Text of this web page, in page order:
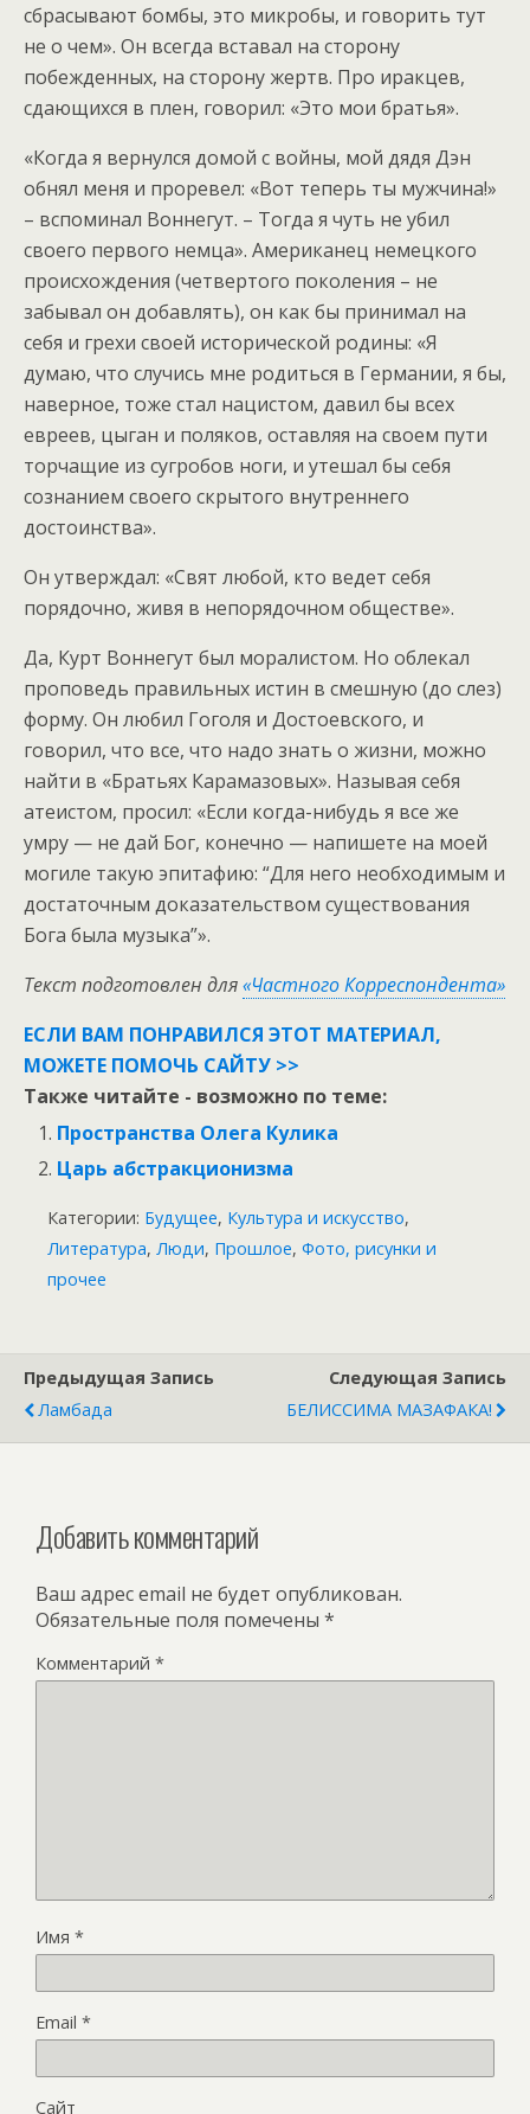
сбрасывают бомбы, это микробы, и говорить тут
не о чем». Он всегда вставал на сторону
побежденных, на сторону жертв. Про иракцев,
сдающихся в плен, говорил: «Это мои братья».
«Когда я вернулся домой с войны, мой дядя Дэн
обнял меня и проревел: «Вот теперь ты мужчина!»
– вспоминал Воннегут. – Тогда я чуть не убил
своего первого немца». Американец немецкого
происхождения (четвертого поколения – не
забывал он добавлять), он как бы принимал на
себя и грехи своей исторической родины: «Я
думаю, что случись мне родиться в Германии, я бы,
наверное, тоже стал нацистом, давил бы всех
евреев, цыган и поляков, оставляя на своем пути
торчащие из сугробов ноги, и утешал бы себя
сознанием своего скрытого внутреннего
достоинства».
Он утверждал: «Свят любой, кто ведет себя
порядочно, живя в непорядочном обществе».
Да, Курт Воннегут был моралистом. Но облекал
проповедь правильных истин в смешную (до слез)
форму. Он любил Гоголя и Достоевского, и
говорил, что все, что надо знать о жизни, можно
найти в «Братьях Карамазовых». Называя себя
атеистом, просил: «Если когда-нибудь я все же
умру — не дай Бог, конечно — напишете на моей
могиле такую эпитафию: “Для него необходимым и
достаточным доказательством существования
Бога была музыка”».
Текст подготовлен для«Частного Корреспондента»
ЕСЛИ ВАМ ПОНРАВИЛСЯ ЭТОТ МАТЕРИАЛ,
МОЖЕТЕ ПОМОЧЬ САЙТУ >>
Также читайте - возможно по теме:
Пространства Олега Кулика
Царь абстракционизма
Категории: Будущее, Культура и искусство,
Литература, Люди, Прошлое, Фото, рисунки и
прочее
Предыдущая Запись
Ламбада
Следующая Запись
БЕЛИССИМА МАЗАФАКА!
Добавить комментарий
Ваш адрес email не будет опубликован.
Обязательные поля помечены *
Комментарий *
Имя *
Email *
Сайт